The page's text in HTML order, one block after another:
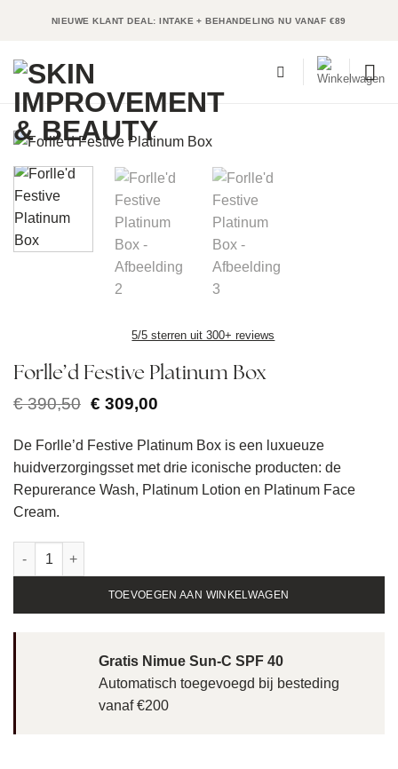
NIEUWE KLANT DEAL: INTAKE + BEHANDELING NU VANAF €89
5/5 sterren uit 300+ reviews
Forlle’d Festive Platinum Box
€390,50 Oorspronkelijke
was:
€ 390,50.
€ 309,00Huidige
is:
€ 309,00.
De Forlle’d Festive Platinum Box is een luxueuze
huidverzorgingsset met drie iconische producten: de
Repurerance Wash, Platinum Lotion en Platinum Face
Cream.
Forlle'd Festive Platinum Box aantal
TOEVOEGEN AAN WINKELWAGEN
Gratis Nimue Sun-C SPF 40
Automatisch toegevoegd bij besteding
vanaf €200